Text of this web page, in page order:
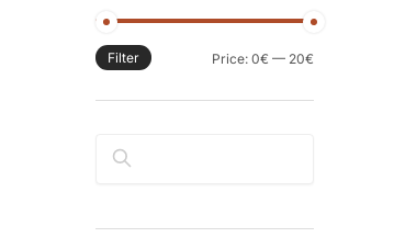
Filter Price: 0€ — 20€
Rechercher